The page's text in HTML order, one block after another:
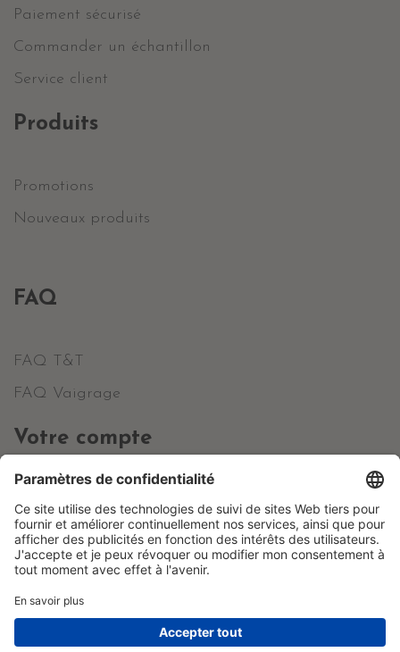
Paiement sécurisé
Commander un échantillon
Service client
Produits
Promotions
Nouveaux produits
FAQ
FAQ T&T
FAQ Vaigrage
Votre compte
Informations personnelles
Commandes
Avoirs
Adresses